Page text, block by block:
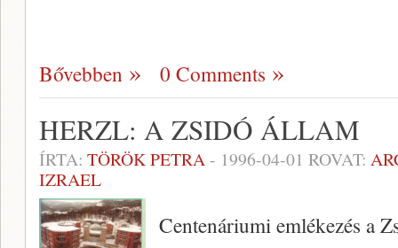
Bővebben 0 Comments
HERZL: A ZSIDÓ ÁLLAM
ÍRTA: TÖRÖK PETRA- 1996-04-01 ROVAT:
IZRAEL
Centenáriumi emlékezés a